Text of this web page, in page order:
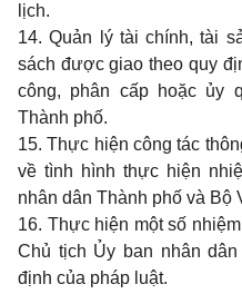
lịch.
14. Quản lý tài chính, tài
sách được giao theo quy
công, phân cấp hoặc ủy
Thành phố.
15. Thực hiện công tác
về tình hình thực hiện
nhân dân Thành phố và Bộ
16. Thực hiện một số
Chủ tịch Ủy ban nhân
định của pháp luật.